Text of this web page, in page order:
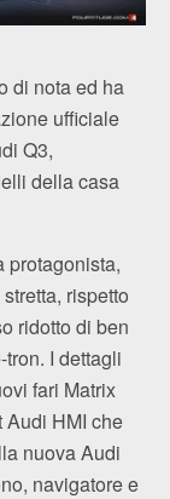
di nota ed ha
ufficiale
Q3,
della casa
protagonista,
rispetto
ridotto di ben
I dettagli
fari Matrix
Audi HMI che
nuova Audi
navigatore e